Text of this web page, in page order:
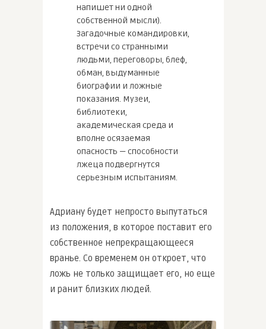
напишет ни одной
собственной мысли).
Загадочные командировки,
встречи со странными
людьми, переговоры, блеф,
обман, выдуманные
биографии и ложные
показания. Музеи,
библиотеки,
академическая среда и
вполне осязаемая
опасность — способности
лжеца подвергнутся
серьезным испытаниям.
Адриану будет непросто выпутаться
из положения, в которое поставит его
собственное непрекращающееся
вранье. Со временем он откроет, что
ложь не только защищает его, но еще
и ранит близких людей.